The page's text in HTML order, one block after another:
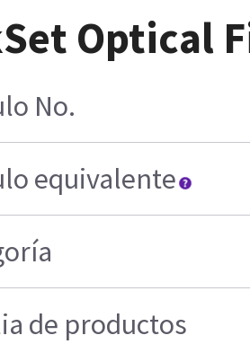
Optical
No.
equivalente
de productos